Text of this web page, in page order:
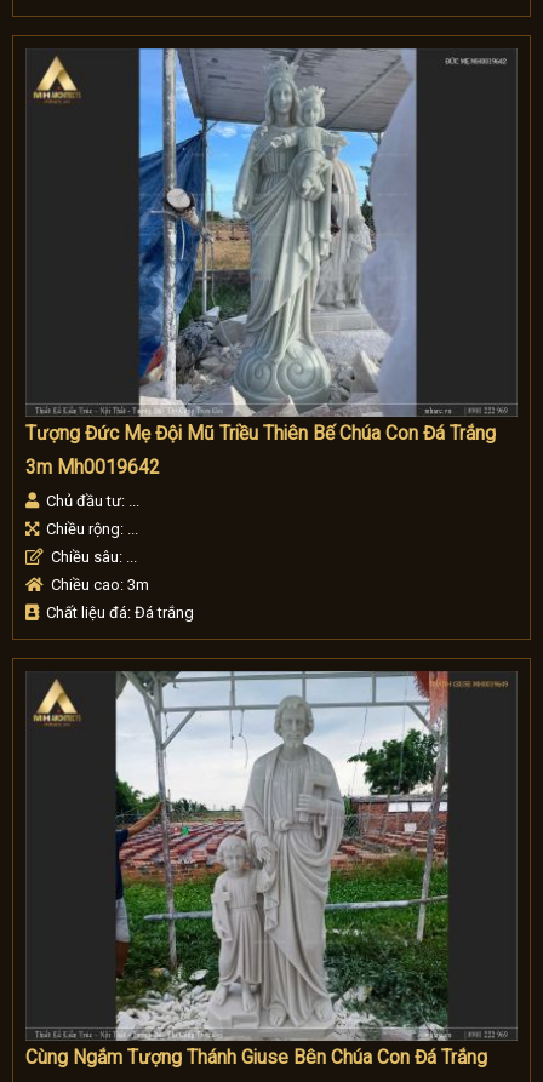
Tượng Đức Mẹ Đội Mũ Triều Thiên Bế Chúa Con Đá Trắng
3m Mh0019642
Chủ đầu tư: ...
Chiều rộng: ...
Chiều sâu: ...
Chiều cao: 3m
Chất liệu đá: Đá trắng
Cùng Ngắm Tượng Thánh Giuse Bên Chúa Con Đá Trắng